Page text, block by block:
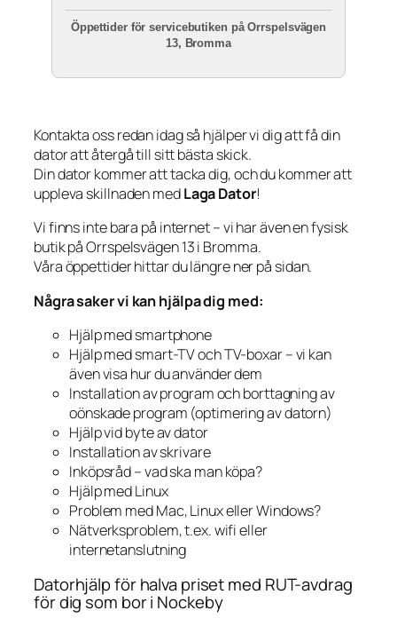
Öppettider för servicebutiken på Orrspelsvägen
13, Bromma
Kontakta oss redan idag så hjälper vi dig att få din
dator att återgå till sitt bästa skick.
Din dator kommer att tacka dig, och du kommer att
uppleva skillnaden medLaga Dator!
Vi finns inte bara på internet – vi har även en fysisk
butik på Orrspelsvägen 13 i Bromma.
Våra öppettider hittar du längre ner på sidan.
Några saker vi kan hjälpa dig med:
Hjälp med smartphone
Hjälp med smart-TV och TV-boxar – vi kan
även visa hur du använder dem
Installation av program och borttagning av
oönskade program (optimering av datorn)
Hjälp vid byte av dator
Installation av skrivare
Inköpsråd – vad ska man köpa?
Hjälp med Linux
Problem med Mac, Linux eller Windows?
Nätverksproblem, t.ex. wifi eller
internetanslutning
Datorhjälp för halva priset med RUT-avdrag
för dig som bor i Nockeby